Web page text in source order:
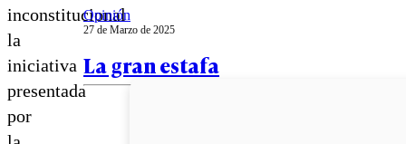
inconstitucional
la
iniciativa
presentada
por
Opinión
27 de Marzo de 2025
La gran estafa